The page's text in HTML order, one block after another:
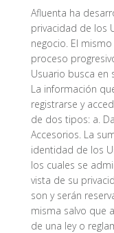
Afluenta ha
privacidad de los
negocio. El
proceso
Usuario busca en
La información
registrarse y
de dos tipos: a.
Accesorios. La
identidad de los
los cuales se
vista de su
son y serán
misma salvo que
de una ley o